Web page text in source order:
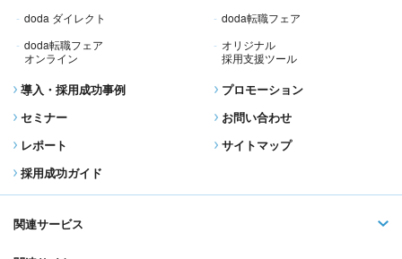
doda ダイレクト
doda転職フェア
doda転職フェア
オンライン
オリジナル
採用支援ツール
導入・採用成功事例
セミナー
レポート
採用成功ガイド
プロモーション
お問い合わせ
サイトマップ
関連サービス